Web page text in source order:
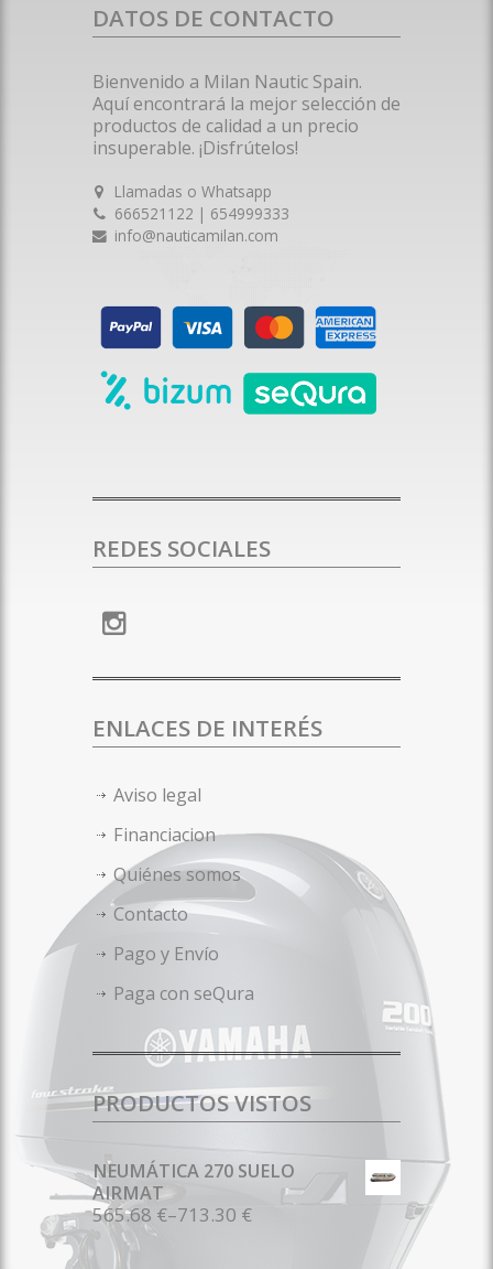
DATOS DE CONTACTO
Bienvenido a Milan Nautic Spain.
Aquí encontrará la mejor selección de
productos de calidad a un precio
insuperable. ¡Disfrútelos!
Llamadas o Whatsapp
666521122 | 654999333
info@nauticamilan.com
REDES SOCIALES
ENLACES DE INTERÉS
Aviso legal
Financiacion
Quiénes somos
Contacto
Pago y Envío
Paga con seQura
PRODUCTOS VISTOS
NEUMÁTICA 270 SUELO
AIRMAT
565.68 €–713.30 €